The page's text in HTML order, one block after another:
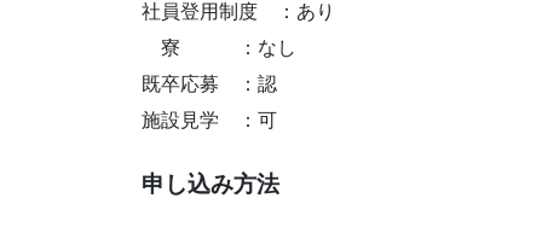
社員登用制度 ：あり
寮 ：なし
既卒応募 ：認
施設見学 ：可
申し込み方法